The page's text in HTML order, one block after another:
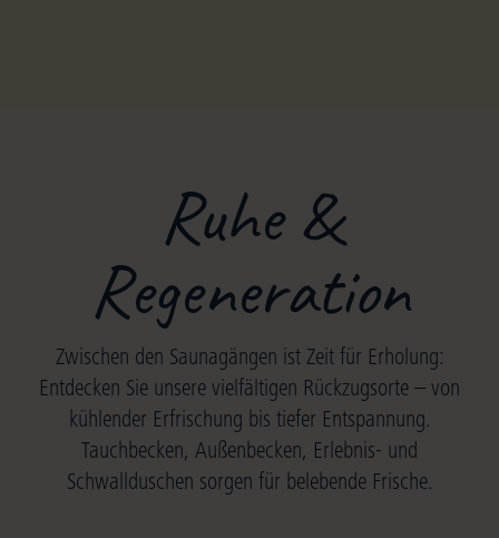
Ruhe &
Regeneration
Zwischen den Saunagängen ist Zeit für Erholung:
Entdecken Sie unsere vielfältigen Rückzugsorte – von
kühlender Erfrischung bis tiefer Entspannung.
Tauchbecken, Außenbecken, Erlebnis- und
Schwallduschen sorgen für belebende Frische.